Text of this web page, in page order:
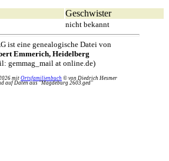
Geschwister
nicht bekannt
ist eine genealogische Datei von
Emmerich, Heidelberg
gemmag_mail at online.de)
mit Ortsfamilienbuch © von Diedrich Hesmer
auf Daten aus "Magdeburg 2603.ged"